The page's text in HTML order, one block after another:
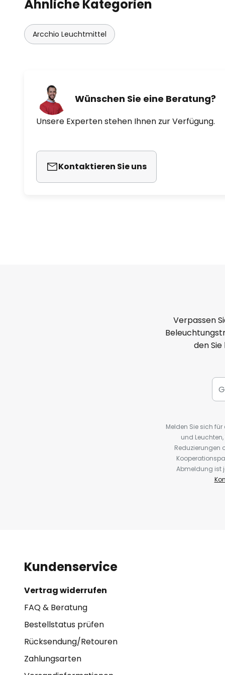
Ähnliche Kategorien
Arcchio Leuchtmittel
Wünschen Sie eine Beratung?
Unsere Experten stehen Ihnen zur Verfügung.
Kontaktieren Sie uns
Verpassen
den
Melden Sie sich
und
Reduzierungen
Abmeldung ist
Kundenservice
Vertrag widerrufen
FAQ & Beratung
Bestellstatus prüfen
Rücksendung/Retouren
Zahlungsarten